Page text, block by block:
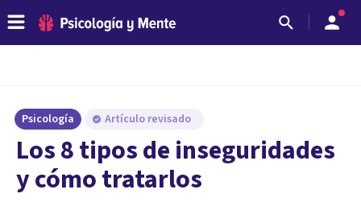
Psicología Artículo revisado
Los 8 tipos de inseguridades
y cómo tratarlos